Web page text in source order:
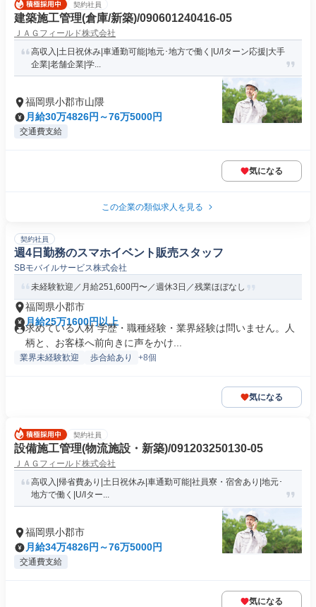
契約社員
建築施工管理(倉庫/新築)/090601240416-05
ＪＡＧフィールド株式会社
高収入|土日祝休み|車通勤可能|地元･地方で働く|U/Iターン応援|大手
企業|老舗企業|学...
福岡県小郡市山隈
月給30万4826円～76万5000円
交通費支給
気になる
この企業の類似求人を見る
契約社員
週4日勤務のスマホイベント販売スタッフ
SBモバイルサービス株式会社
未経験歓迎／月給251,600円〜／週休3日／残業ほぼなし
福岡県小郡市
月給25万1600円以上
求めている人材 学歴・職種経験・業界経験は問いません。人
柄と、お客様へ前向きに声をかけ...
業界未経験歓迎 歩合給あり +8個
気になる
契約社員
設備施工管理(物流施設・新築)/091203250130-05
ＪＡＧフィールド株式会社
高収入|帰省費あり|土日祝休み|車通勤可能|社員寮・宿舍あり|地元･
地方で働く|U/Iター...
福岡県小郡市
月給34万4826円～76万5000円
交通費支給
気になる